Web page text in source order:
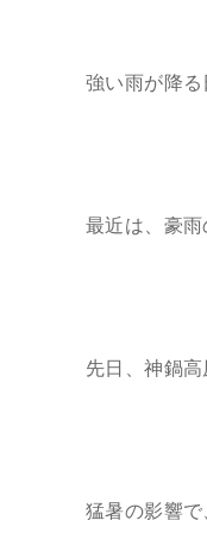
強い雨が降
最近は、豪
先日、神鍋高
猛暑の影響